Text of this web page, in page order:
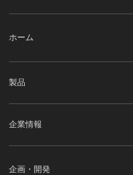
ホーム
製品
企業情報
企画・開発